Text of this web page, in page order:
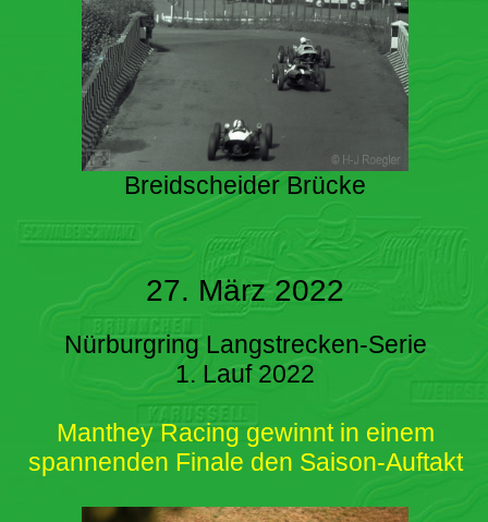
Breidscheider Brücke
27. März 2022
Nürburgring Langstrecken-Serie
1. Lauf 2022
Manthey Racing gewinnt in einem
spannenden Finale den Saison-Auftakt